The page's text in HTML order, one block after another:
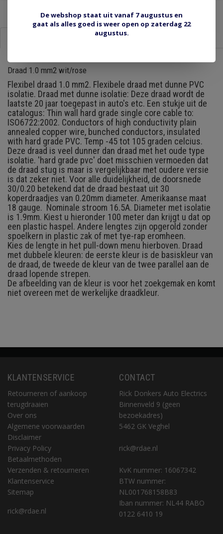
Reviews (0)
Draad 1.0 mm2 wit/rose
Flexibel draad 1.0 mm2. Flexibele draad met dunne PVC
isolatie. Draad met dunne isolatie: Deze draad wordt de
laatste 20 jaar toegepast in auto's etc. Een stukje uit de
catalogus: Thin wall hard grade single core cable to:
ISO6722:2002. Conductors of high conductivity plain
annealed copper wire, bunched conductors, insulated
with hard grade PVC. Temp -45 tot 105 graden celcius.
Deze draad is veel dunner dan draad met het oude type
isolatie. 'hard grade pvc' doet misschien vermoeden dat
de draad stug is maar is vergelijkbaar met oudere versie
is dat zeker niet. Voor alle duidelijkheid, de doorsnede
30/0.20 betekend dat de draad bestaat uit 30
koperdraadjes van 0.20mm diameter. Amerikaanse maat
18 gauge. Nominale stroom 16.5A. Diameter met isolatie
is 1.9mm. Kiest u hieronder 100 meter dan krijgt u dat op
een plastic haspel. Andere lengtes zijn opgerold zonder
spoelkern in plastic zak of met tye-rap eromheen.
Kies de lengte in het pull-down menu hierboven. Draad
met dubbele kleuren: de eerste kleur is de basiskleur van
de draad, de tweede de kleur van de twee parallel aan de
draad lopende strepen.
De afbeelding van de kleur is voor het zoekgemak en komt
niet overeen met de werkelijke draadkleur.
KLANTENSERVICE
Retourneren of aankoop
terugdraaien
Over ons
Algemene voorwaarden
Disclaimer
Privacy Policy
Betaalmethoden
Verzenden & retourneren
Klantenservice
Sitemap
rick@rdae.nl
CONTACT
Rick Donkers Auto Electrics
Binnenveld 9 (geen
bezoekadres)
5462 GK Veghel
rick@rdae.nl
KvK nummer: 16067342
BTW nummer:
NL001768158B83
Iban nummer: NL44 RABO
0122 6410 19
De webshop staat uit vanaf 7 augustus en
gaat als alles goed is weer open op zaterdag 22
augustus.